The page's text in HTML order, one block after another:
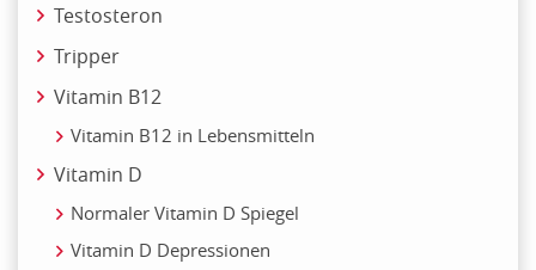
Testosteron
Tripper
Vitamin B12
Vitamin B12 in Lebensmitteln
Vitamin D
Normaler Vitamin D Spiegel
Vitamin D Depressionen